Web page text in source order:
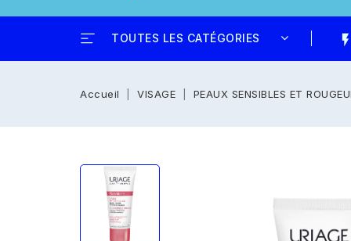
TOUTES LES CATÉGORIES flash_on
Accueil VISAGE PEAUX SENSIBLES ET